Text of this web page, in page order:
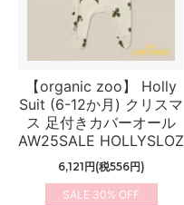
【organic zoo】 Holly
Suit (6-12か月) クリスマ
ス 足付きカバーオール
AW25SALE HOLLYSLOZ
6,121円(税556円)
30%